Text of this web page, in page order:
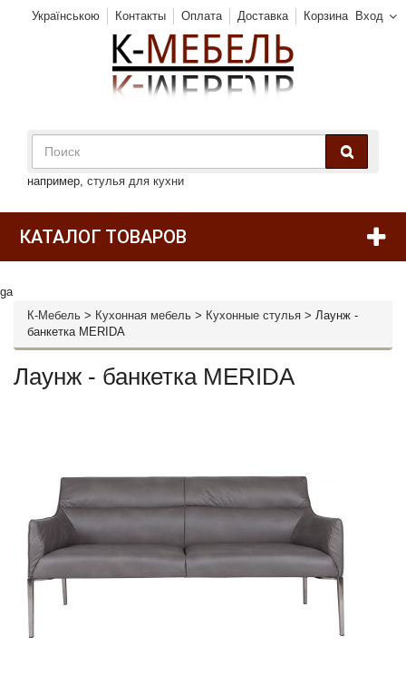
Вход
Українською Контакты Оплата Доставка Корзина
например, стулья для кухни
КАТАЛОГ ТОВАРОВ
ga
К-Мебель > Кухонная мебель > Кухонные стулья > Лаунж -
банкетка MERIDA
Лаунж - банкетка MERIDA